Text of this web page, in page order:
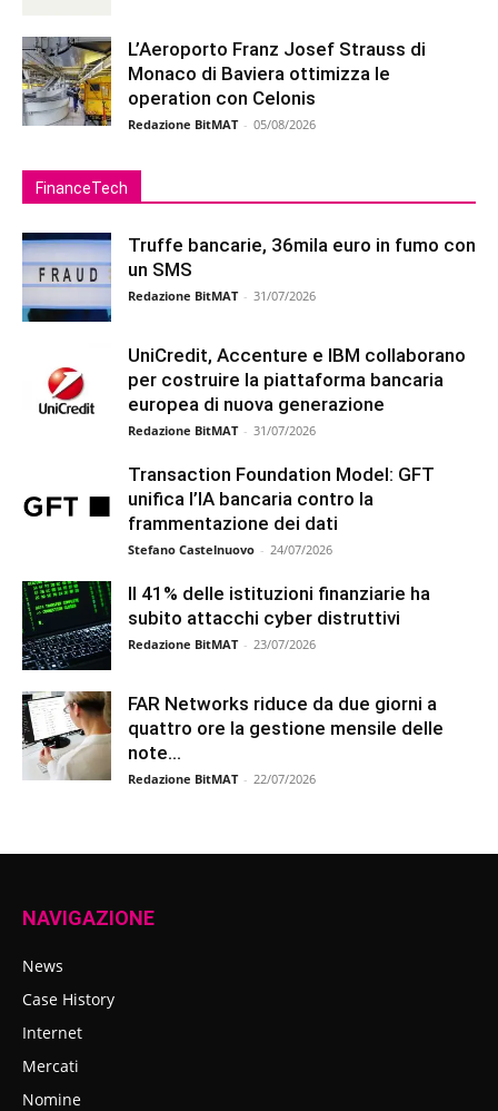
L’Aeroporto Franz Josef Strauss di
Monaco di Baviera ottimizza le
operation con Celonis
Redazione BitMAT - 05/08/2026
FinanceTech
Truffe bancarie, 36mila euro in fumo con
un SMS
Redazione BitMAT - 31/07/2026
UniCredit, Accenture e IBM collaborano
per costruire la piattaforma bancaria
europea di nuova generazione
Redazione BitMAT - 31/07/2026
Transaction Foundation Model: GFT
unifica l’IA bancaria contro la
frammentazione dei dati
Stefano Castelnuovo - 24/07/2026
Il 41% delle istituzioni finanziarie ha
subito attacchi cyber distruttivi
Redazione BitMAT - 23/07/2026
FAR Networks riduce da due giorni a
quattro ore la gestione mensile delle
note...
Redazione BitMAT - 22/07/2026
NAVIGAZIONE
News
Case History
Internet
Mercati
Nomine